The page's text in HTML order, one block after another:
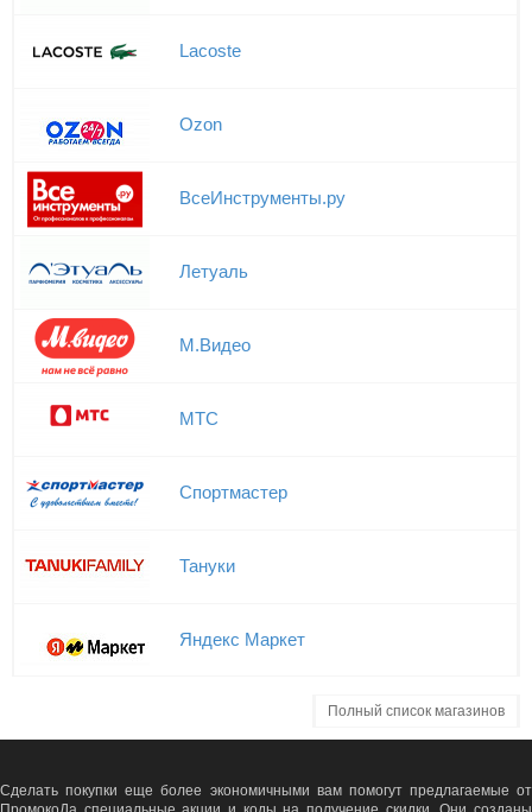
Lacoste
Ozon
ВсеИнструменты.ру
Летуаль
М.Видео
МТС
Спортмастер
Тануки
Яндекс Маркет
Полный список магазинов
Сделать покупки еще более экономичными вам помогут предлагаемые от